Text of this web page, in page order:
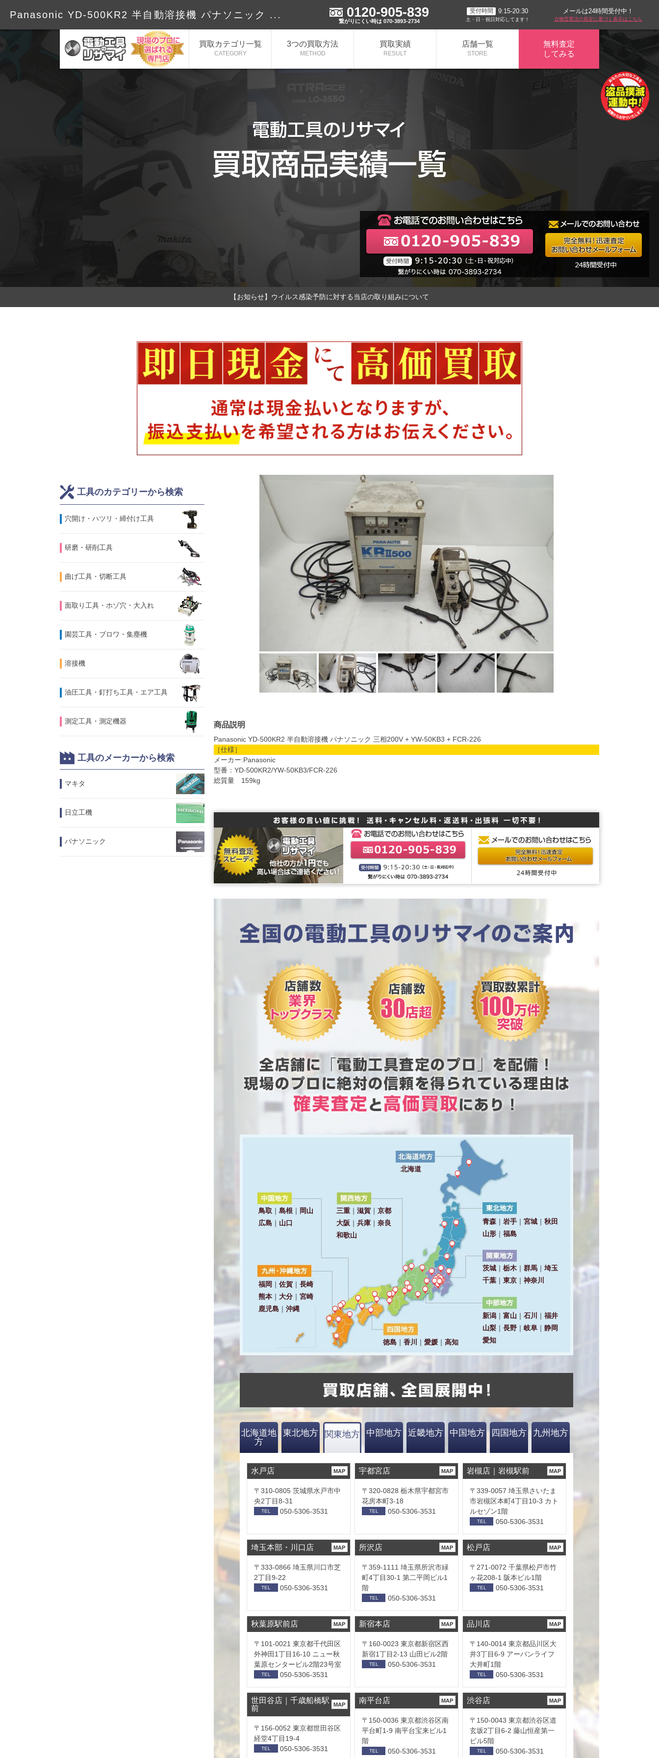
Panasonic YD-500KR2 半自動溶接機 パナソニック ... 0120-905-839
繋がりにくい時は 070-3893-2734
受付時間 9:15-20:30
土・日・祝日対応してます！
メールは24時間受付中！
古物営業法の規定に基づく表示はこちら
買取カテゴリ一覧
CATEGORY
3つの買取方法
METHOD
買取実績
RESULT
店舗一覧
STORE
無料査定
してみる
【お知らせ】ウイルス感染予防に対する当店の取り組みについて
工具のカテゴリーから検索
⽳開け・ハツリ・締付け工具
研磨・研削工具
曲げ工具・切断工具
面取り工具・ホゾ穴・大入れ
園芸工具・ブロワ・集塵機
溶接機
油圧工具・釘打ち工具・エア工具
測定工具・測定機器
工具のメーカーから検索
マキタ
日立工機
パナソニック
商品説明
Panasonic YD-500KR2 半自動溶接機 パナソニック 三相200V + YW-50KB3 + FCR-226
［仕様］
メーカー:Panasonic
型番：YD-500KR2/YW-50KB3/FCR-226
総質量 159kg
北海道地
方
東北地方 関東地方 中部地方 近畿地方 中国地方 四国地方 九州地方
水戸店 MAP
〒310-0805 茨城県水戸市中
央2丁目8-31
TEL 050-5306-3531
宇都宮店 MAP
〒320-0828 栃木県宇都宮市
花房本町3-18
TEL 050-5306-3531
岩槻店｜岩槻駅前 MAP
〒339-0057 埼玉県さいたま
市岩槻区本町4丁目10-3 カト
ルセゾン1階
TEL 050-5306-3531
埼玉本部・川口店 MAP
〒333-0866 埼玉県川口市芝
2丁目9-22
TEL 050-5306-3531
所沢店 MAP
〒359-1111 埼玉県所沢市緑
町4丁目30-1 第二平岡ビル1
階
TEL 050-5306-3531
松戸店 MAP
〒271-0072 千葉県松戸市竹
ヶ花208-1 阪本ビル1階
TEL 050-5306-3531
秋葉原駅前店 MAP
〒101-0021 東京都千代田区
外神田1丁目16-10 ニュー秋
葉原センタービル2階23号室
TEL 050-5306-3531
新宿本店 MAP
〒160-0023 東京都新宿区西
新宿1丁目2-13 山田ビル2階
TEL 050-5306-3531
品川店 MAP
〒140-0014 東京都品川区大
井3丁目6-9 アーバンライフ
大井町1階
TEL 050-5306-3531
世田谷店｜千歳船橋駅
前
MAP
〒156-0052 東京都世田谷区
経堂4丁目19-4
TEL 050-5306-3531
南平台店 MAP
〒150-0036 東京都渋谷区南
平台町1-9 南平台宝来ビル1
階
TEL 050-5306-3531
渋谷店 MAP
〒150-0043 東京都渋谷区道
玄坂2丁目6-2 藤山恒産第一
ビル5階
TEL 050-5306-3531